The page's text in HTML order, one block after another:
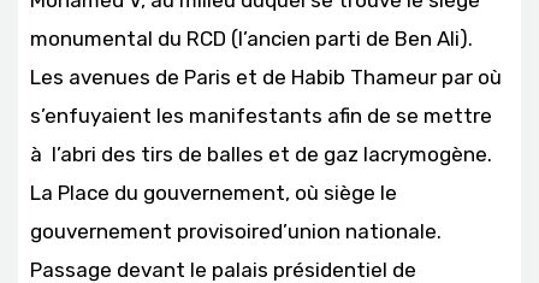
monumental du RCD (l’ancien parti de Ben Ali).
Les avenues de Paris et de Habib Thameur par où
s’enfuyaient les manifestants afin de se mettre
à l’abri des tirs de balles et de gaz lacrymogène.
La Place du gouvernement, où siège le
gouvernement provisoired’union nationale.
Passage devant le palais présidentiel de